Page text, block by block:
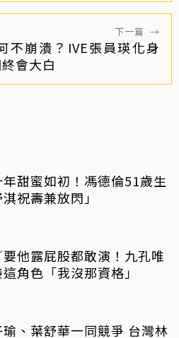
下一篇 →
不崩潰？IVE張員瑛化身
會大白
甜蜜如初！馮德倫51歲生
祝壽兼放閃」
他露屁股都敢演！九孔唯
角色「我沒那資格」
、葉舒華一同競爭 台灣林